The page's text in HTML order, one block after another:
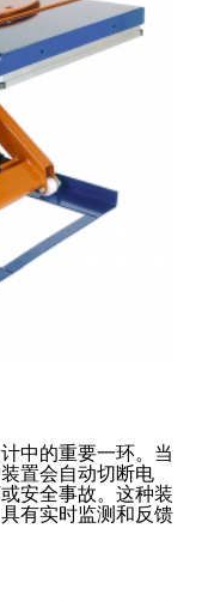
中的重要一环。当
置会自动切断电
安全事故。这种装
有实时监测和反馈